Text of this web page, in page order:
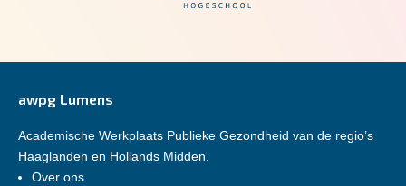
awpg Lumens
Academische Werkplaats Publieke Gezondheid van de regio’s
Haaglanden en Hollands Midden.
Over ons